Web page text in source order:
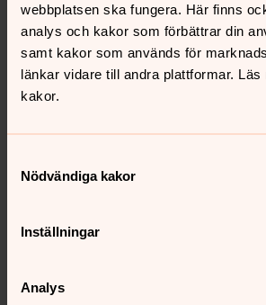
webbplatsen ska fungera. Här finns
analys och kakor som förbättrar din
samt kakor som används för
länkar vidare till andra plattformar.
kakor.
Nödvändiga kakor
Inställningar
Analys
Mer om Jessica Fritzson
Kyrkoherde
Synpunkter eller frågor på
virestad-